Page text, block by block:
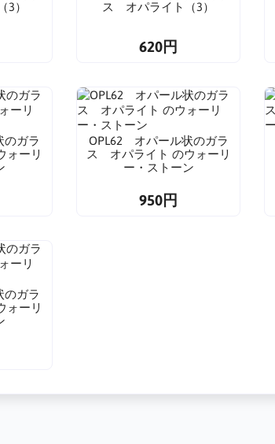
）
ス オパライト（3）
620円
ガラ
ォーリ
OPL62 オパール状のガラ
ス オパライト のウォーリ
ー・ストーン
950円
ガラ
ォーリ